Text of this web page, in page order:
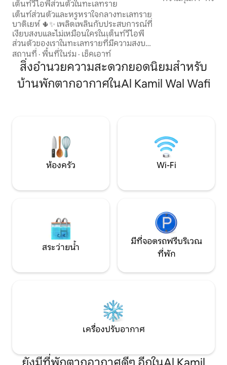
เต็นท์วีไอพีส่วนตัวในทะเลทราย
เต็นท์ส่วนตัวและหรูหราใจกลางทะเลทราย
บาดิเยห์ 🌵✨ เพลิดเพลินกับประสบการณ์ที่
เงียบสงบและไม่เหมือนใครในเต็นท์วีไอพี
ส่วนตัวของเราในทะเลทรายที่มีความสงบ
และความเป็นส่วนตัวอย่างสมบูรณ์ ไม่มีใคร
อยู่ข้างคุณนอกจากความเงียบสงบของ
ทะเลทรายและความงามของเนินทราย ใน
เวลากลางคืนคุณจะเห็นดวงดาวที่ชัดเจน
อย่างน่าอัศจรรย์ภายใต้ท้องฟ้าที่ชัดเจน
การเข้าพักในโรงแรม เป็นตัวเลือกที่สมบูรณ์
แบบสำหรับการพักผ่อน การใช้เวลาที่โรแมน
ติก หรือการสัมผัสประสบการณ์ที่แท้จริงใจ
กลางทะเลทราย
สถานที่ · พื้นที่ในร่ม · เช็คเอาท์
ภายในโดมได้รับ
เพลิดเพลินไปกับพ
ทราย สีสันพระอา
ท้องฟ้าที่เต็มไปด้ว
สิ่งอำนวยความสะดวกยอดนิยมสำหรับ
บ้านพักตากอากาศในAl Kamil Wal Wafi
ห้องครัว Wi-Fi
สระว่ายน้ำ
มีที่จอดรถฟรีบริเวณ
ที่พัก
เครื่องปรับอากาศ